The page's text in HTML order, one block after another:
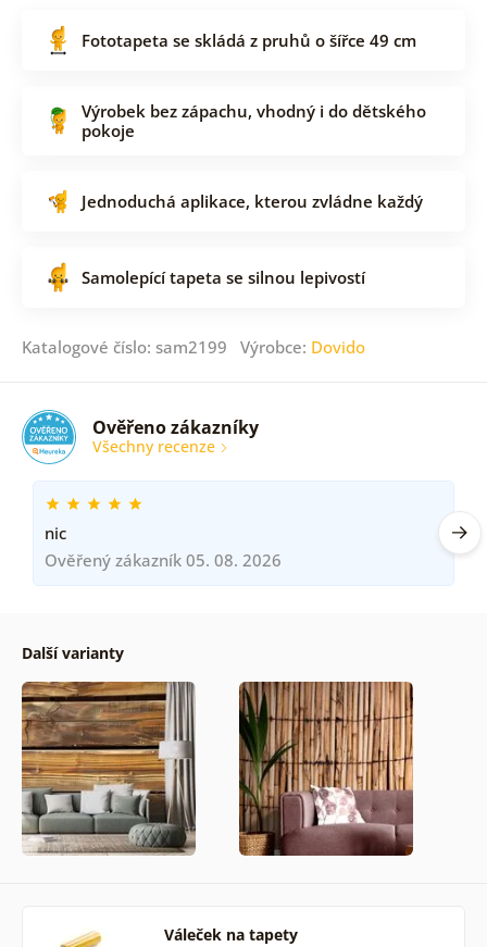
Fototapeta se skládá z pruhů o šířce 49 cm
Výrobek bez zápachu, vhodný i do dětského
pokoje
Jednoduchá aplikace, kterou zvládne každý
Samolepící tapeta se silnou lepivostí
Katalogové číslo: sam2199 Výrobce: Dovido
Ověřeno zákazníky
Všechny recenze
nic
Ověřený zákazník 05. 08. 2026
Další varianty
Váleček na tapety